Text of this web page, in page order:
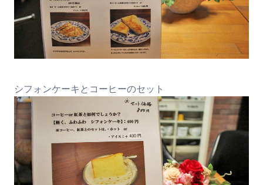
シフォンケーキとコーヒーのセット